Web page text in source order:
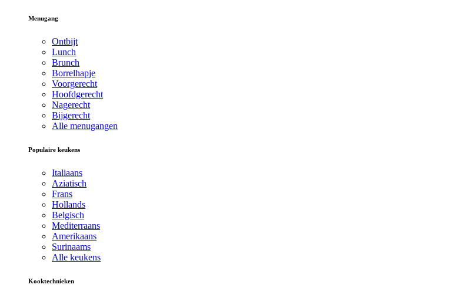
Menugang
Ontbijt
Lunch
Brunch
Borrelhapje
Voorgerecht
Hoofdgerecht
Nagerecht
Bijgerecht
Alle menugangen
Populaire keukens
Italiaans
Aziatisch
Frans
Hollands
Belgisch
Mediterraans
Amerikaans
Surinaams
Alle keukens
Kooktechnieken